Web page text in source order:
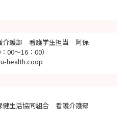
ほか法人内事業所
配属となります
）・成績証明書・卒業見込み
）・職務経歴書・資格免許証
介護部 看護学生担当 阿保
00～16：00）
health.coop
生活協同組合 看護介護部